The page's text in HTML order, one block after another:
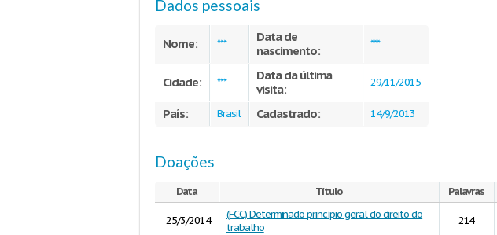
Dados pessoais
Nome: ***
Data de
nascimento:
***
Cidade: ***
Data da última
visita:
29/11/2015
País: Brasil Cadastrado: 14/9/2013
Doações
Data Título Palavras
25/3/2014
(FCC) Determinado princípio geral do direito do
trabalho
214